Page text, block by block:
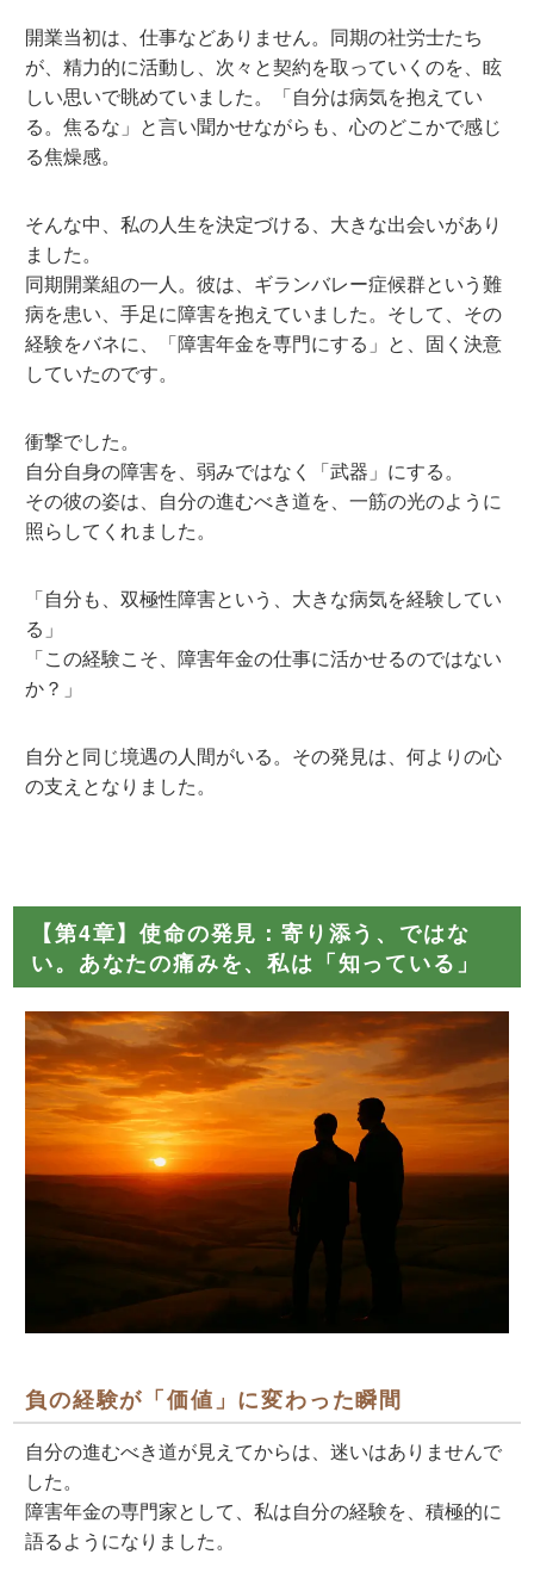
開業当初は、仕事などありません。同期の社労士たち
が、精力的に活動し、次々と契約を取っていくのを、眩
しい思いで眺めていました。「自分は病気を抱えてい
る。焦るな」と言い聞かせながらも、心のどこかで感じ
る焦燥感。
そんな中、私の人生を決定づける、大きな出会いがあり
ました。
同期開業組の一人。彼は、ギランバレー症候群という難
病を患い、手足に障害を抱えていました。そして、その
経験をバネに、「障害年金を専門にする」と、固く決意
していたのです。
衝撃でした。
自分自身の障害を、弱みではなく「武器」にする。
その彼の姿は、自分の進むべき道を、一筋の光のように
照らしてくれました。
「自分も、双極性障害という、大きな病気を経験してい
る」
「この経験こそ、障害年金の仕事に活かせるのではない
か？」
自分と同じ境遇の人間がいる。その発見は、何よりの心
の支えとなりました。
【第4章】使命の発見：寄り添う、ではな
い。あなたの痛みを、私は「知っている」
負の経験が「価値」に変わった瞬間
自分の進むべき道が見えてからは、迷いはありませんで
した。
障害年金の専門家として、私は自分の経験を、積極的に
語るようになりました。